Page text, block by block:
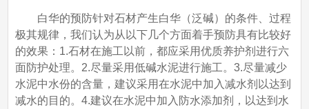
白华的预防针对石材产生白华（泛碱）的条件、过程
极其规律，我们认为从以下几个方面着手预防具有比较好
的效果：1.石材在施工以前，都应采用优质养护剂进行六
面防护处理。2.尽量采用低碱水泥进行施工。3.尽量减少
水泥中水份的含量，建议采用在水泥中加入减水剂以达到
减水的目的。4.建议在水泥中加入防水添加剂，以达到水